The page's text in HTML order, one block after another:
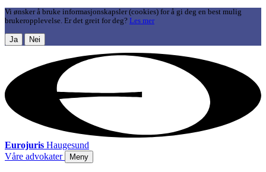
Vi ønsker å bruke informasjonskapsler (cookies) for å gi deg en best mulig
brukeropplevelse. Er det greit for deg? Les mer
Ja Nei
Eurojuris Haugesund
Våre advokater
Meny